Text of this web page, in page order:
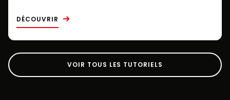
DÉCOUVRIR
VOIR TOUS LES TUTORIELS